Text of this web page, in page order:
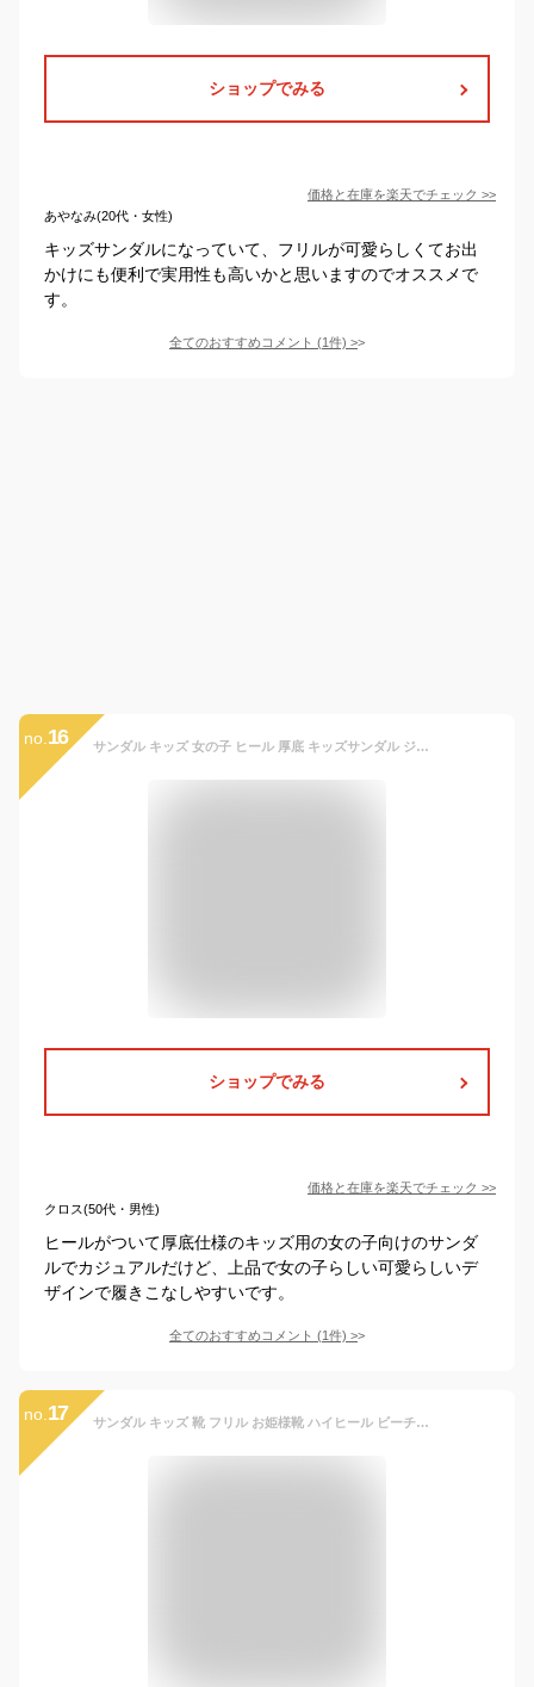
ショップでみる
価格と在庫を楽天でチェック >>
あやなみ(20代・女性)
キッズサンダルになっていて、フリルが可愛らしくてお出
かけにも便利で実用性も高いかと思いますのでオススメで
す。
全てのおすすめコメント (1件) >
no. 16 サンダル キッズ 女の子 ヒール 厚底 キッズサンダル ジュニアサンダル ウェッジソール ジュニア Mong Mong 5128 5129
ショップでみる
価格と在庫を楽天でチェック >>
クロス(50代・男性)
ヒールがついて厚底仕様のキッズ用の女の子向けのサンダ
ルでカジュアルだけど、上品で女の子らしい可愛らしいデ
ザインで履きこなしやすいです。
全てのおすすめコメント (1件) >
no. 17 サンダル キッズ 靴 フリル お姫様靴 ハイヒール ビーチサンダル フォーマル ジュニア 夏物 女の子 子ども キッズシューズ 子供靴 海 姫系 かわいい おでかけ プレゼント 舞台靴 公演 演出靴 入学式/パーティ ピンク ブラック レッド